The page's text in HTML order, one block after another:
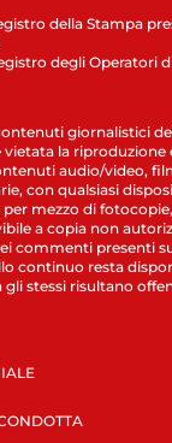
della Stampa
degli Operatori
giornalistici
la riproduzione
audio/video,
con qualsiasi
mezzo di
a copia non
commenti presenti
continuo resta
gli stessi risultano